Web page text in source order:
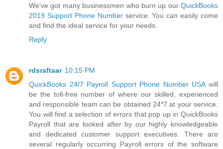
We've got many businessmen who burn up our QuickBooks
2019 Support Phone Numberservice. You can easily come
and find the ideal service for your needs.
Reply
rdsraftaar 10:15 PM
QuickBooks 24/7 Payroll Support Phone Number USAwill
be the toll-free number of where our skilled, experienced
and responsible team can be obtained 24*7 at your service.
You will find a selection of errors that pop up in QuickBooks
Payroll that are looked after by our highly knowledgeable
and dedicated customer support executives. There are
several regularly occurring Payroll errors of the software